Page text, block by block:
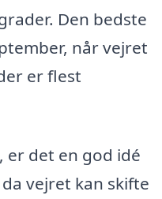
Den bedste
når vejret
er flest
er det en god idé
vejret kan skifte